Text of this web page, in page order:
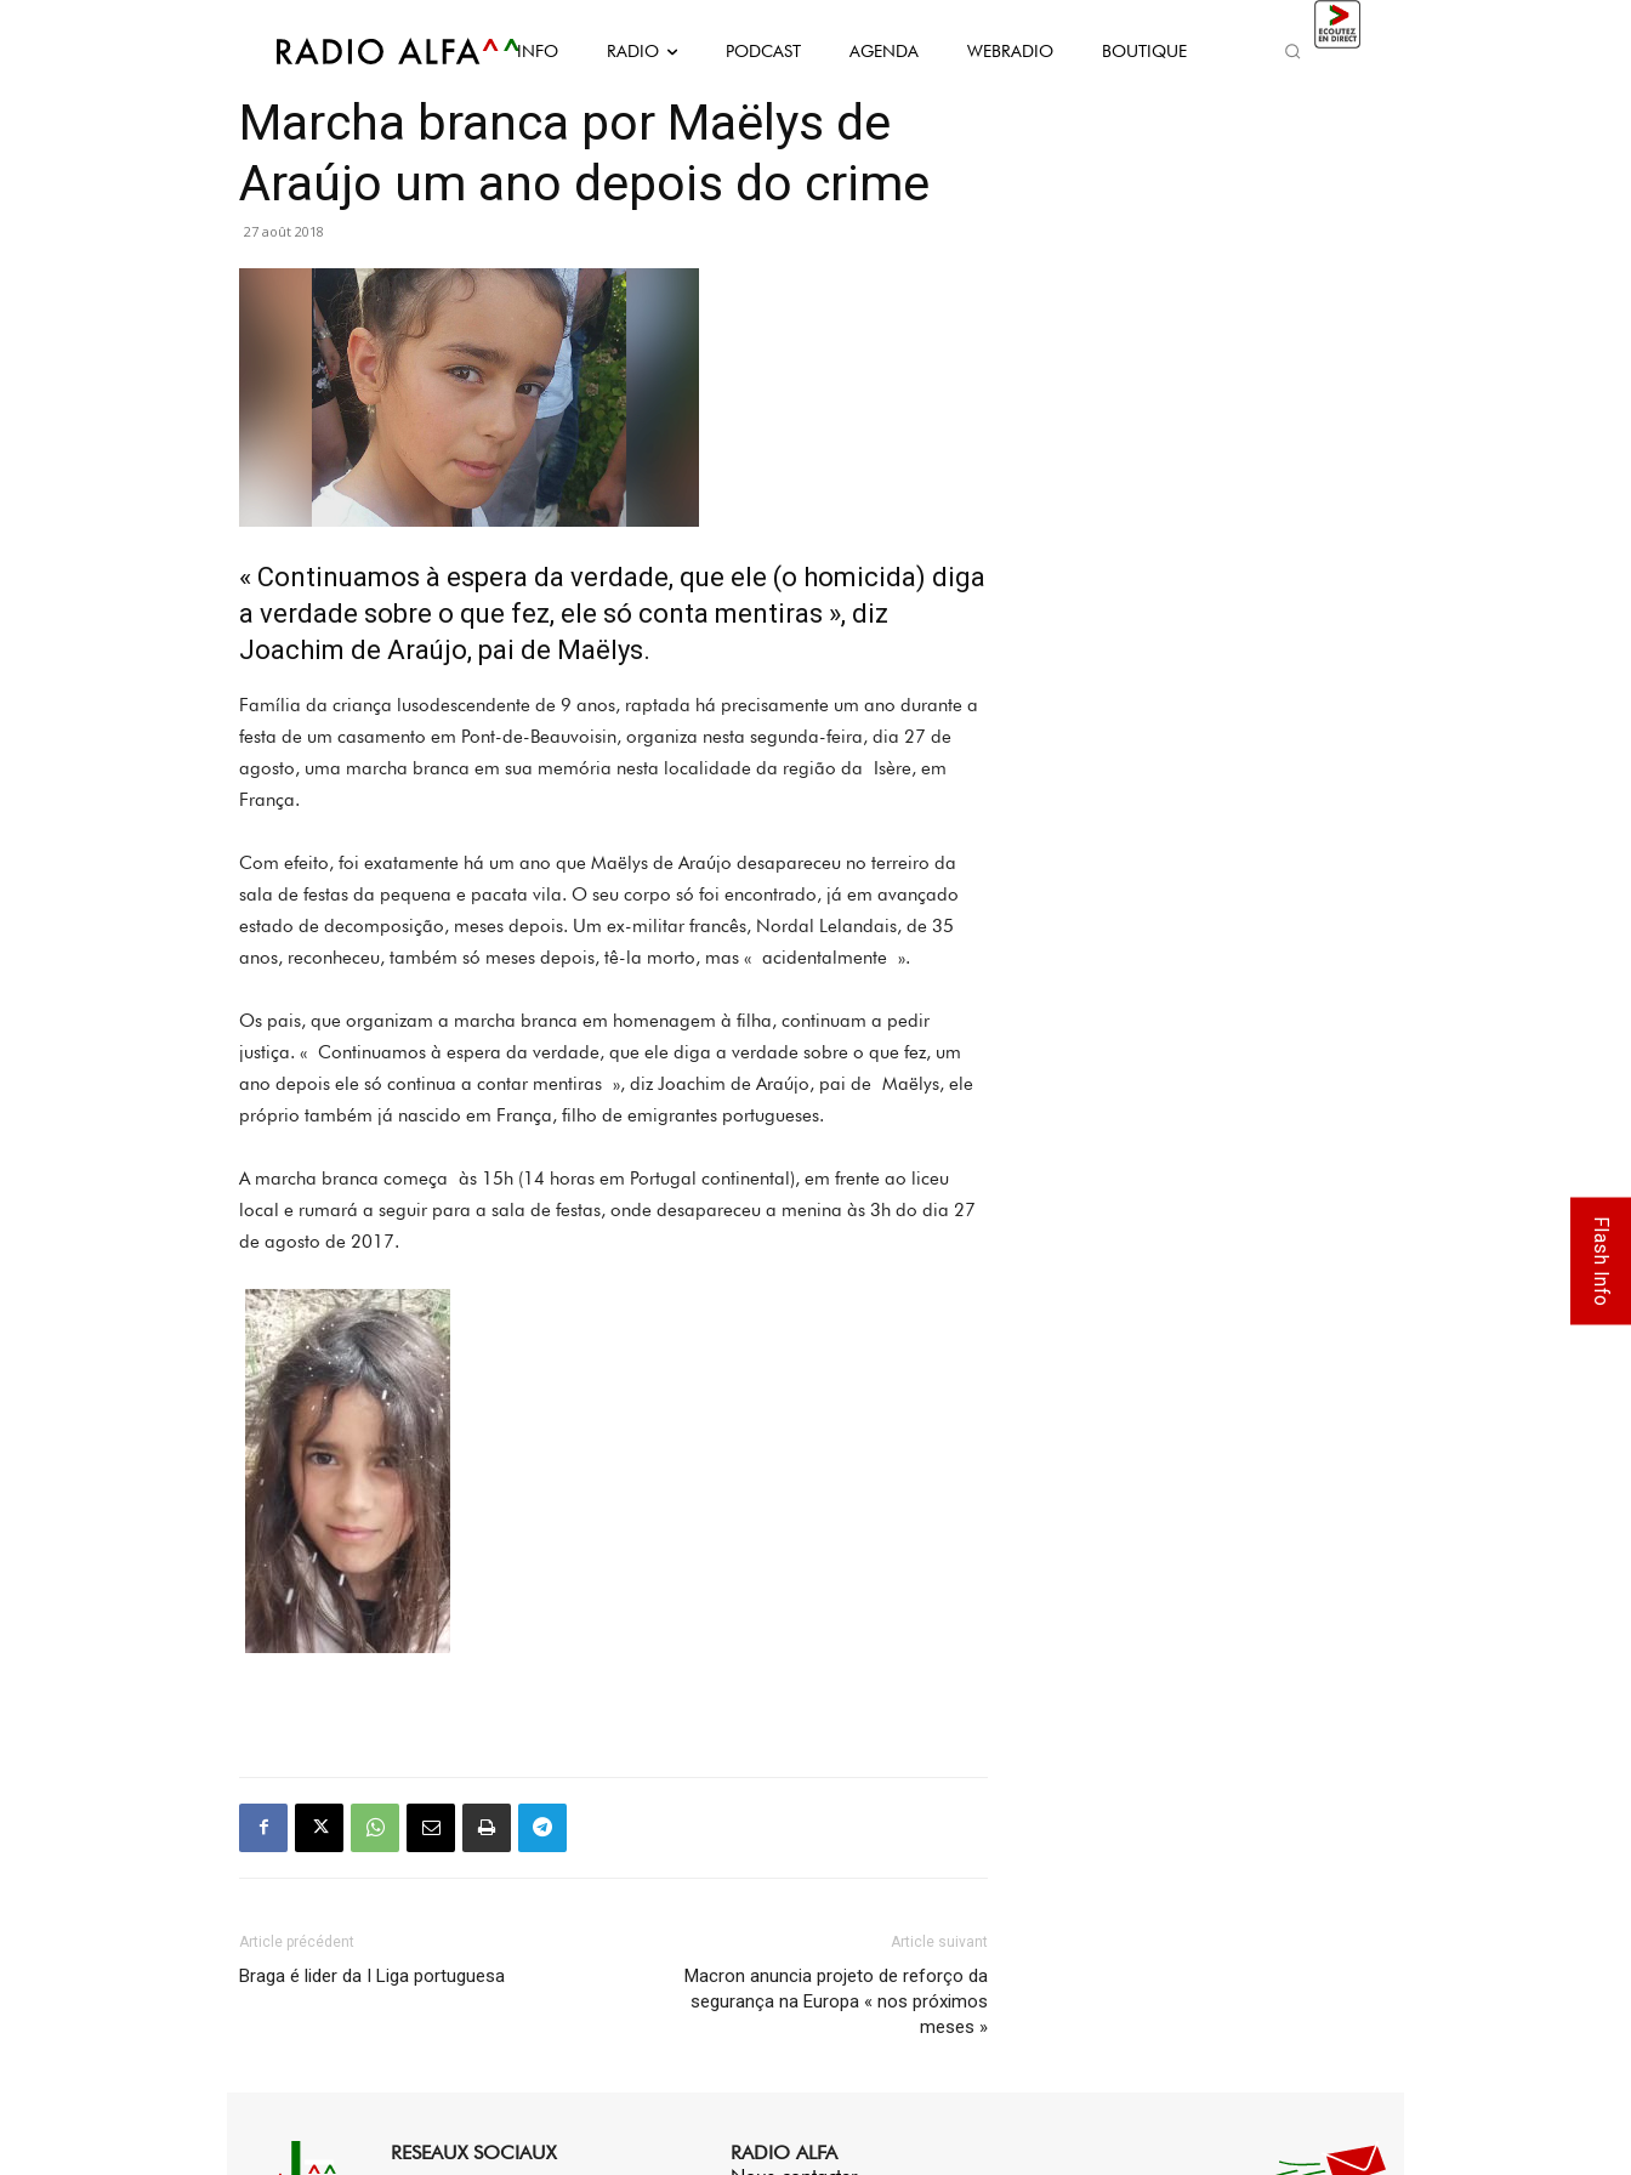
INFO RADIO PODCAST AGENDA WEBRADIO BOUTIQUE
Article Politique Société
Marcha branca por Maëlys de
Araújo um ano depois do crime
27 août 2018
« Continuamos à espera da verdade, que ele (o homicida) diga
a verdade sobre o que fez, ele só conta mentiras », diz
Joachim de Araújo, pai de Maëlys.
Família da criança lusodescendente de 9 anos, raptada há precisamente um ano durante a
festa de um casamento em Pont-de-Beauvoisin, organiza nesta segunda-feira, dia 27 de
agosto, uma marcha branca em sua memória nesta localidade da região da Isère, em
França.
Com efeito, foi exatamente há um ano que Maëlys de Araújo desapareceu no terreiro da
sala de festas da pequena e pacata vila. O seu corpo só foi encontrado, já em avançado
estado de decomposição, meses depois. Um ex-militar francês, Nordal Lelandais, de 35
anos, reconheceu, também só meses depois, tê-la morto, mas « acidentalmente ».
Os pais, que organizam a marcha branca em homenagem à filha, continuam a pedir
justiça. « Continuamos à espera da verdade, que ele diga a verdade sobre o que fez, um
ano depois ele só continua a contar mentiras », diz Joachim de Araújo, pai de Maëlys, ele
próprio também já nascido em França, filho de emigrantes portugueses.
A marcha branca começa às 15h (14 horas em Portugal continental), em frente ao liceu
local e rumará a seguir para a sala de festas, onde desapareceu a menina às 3h do dia 27
de agosto de 2017.
Article précédent
Braga é lider da I Liga portuguesa
Article suivant
Macron anuncia projeto de reforço da
segurança na Europa « nos próximos
meses »
RESEAUX SOCIAUX
RADIO ALFA
Flash Info